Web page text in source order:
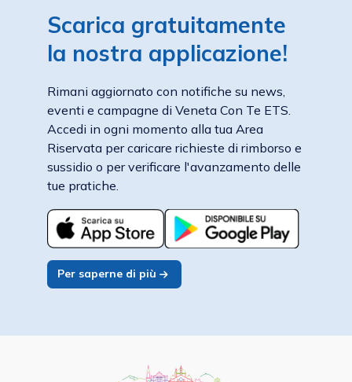
Scarica gratuitamente
la nostra applicazione!
Rimani aggiornato con notifiche su news,
eventi e campagne di Veneta Con Te ETS.
Accedi in ogni momento alla tua Area
Riservata per caricare richieste di rimborso e
sussidio o per verificare l'avanzamento delle
tue pratiche.
Per saperne di più